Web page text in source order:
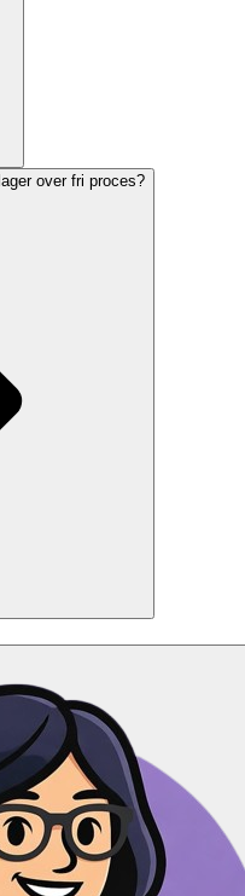
over fri proces?